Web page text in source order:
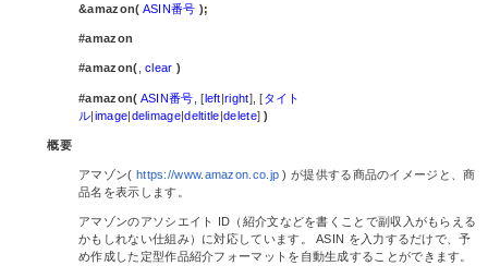
&amazon( ASIN番号 );
#amazon
#amazon(,clear )
#amazon( ASIN番号 , [left|right], [タイト
ル|image|delimage|deltitle|delete])
概要
アマゾン( https://www.amazon.co.jp ) が提供する商品のイメージと、商
品名を表示します。
アマゾンのアソシエイト ID（紹介文などを書くことで副収入がもらえる
かもしれない仕組み）に対応しています。 ASIN を入力するだけで、予
め作成した定型作品紹介フォーマットを自動生成することができます。